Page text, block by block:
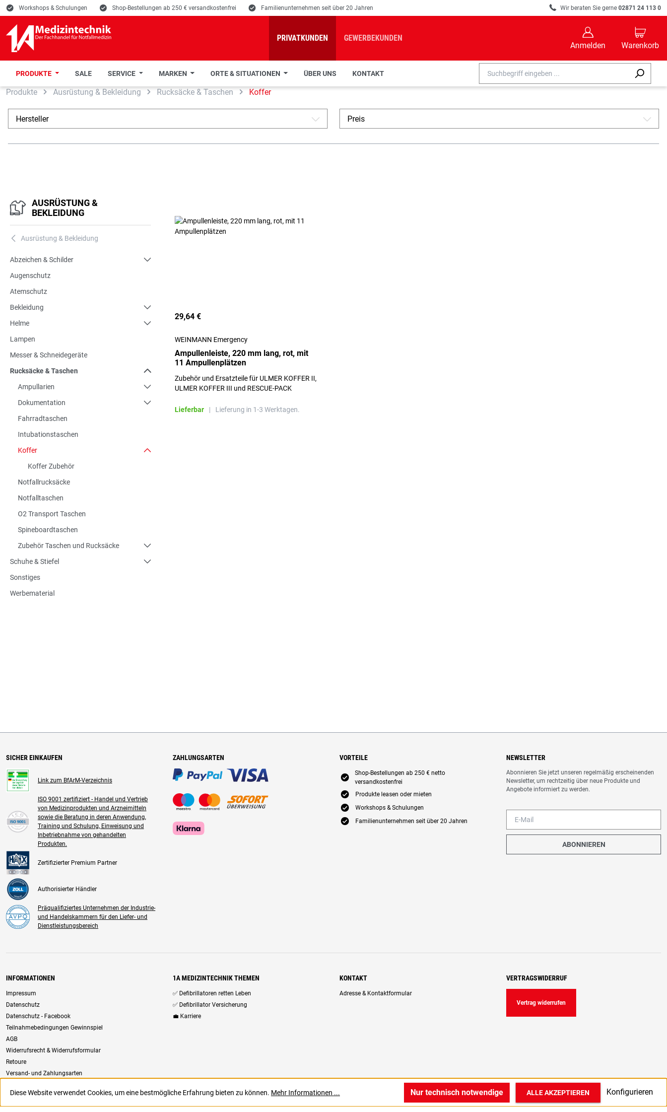
Hauptinhalt springen
Zur Suche springen
Zur Hauptnavigation springen
E Workshops & Schulungen E Shop-Bestellungen ab 250 € versandkostenfrei E Familienunternehmen seit über 20 Jahren R Wir beraten Sie gerne 02871 24 113 0
PRIVATKUNDEN GEWERBEKUNDEN
B
Anmelden
C
Warenkorb
PRODUKTE SALE SERVICE MARKEN ORTE & SITUATIONEN ÜBER UNS KONTAKT
Produkte Ausrüstung & Bekleidung Rucksäcke & Taschen Koffer
Hersteller A Preis A
AUSRÜSTUNG &
BEKLEIDUNG
A Ausrüstung & Bekleidung
Abzeichen & Schilder
Augenschutz
Atemschutz
Bekleidung
Helme
Lampen
Messer & Schneidegeräte
Rucksäcke & Taschen
Ampullarien
Dokumentation
Fahrradtaschen
Intubationstaschen
Koffer
Koffer Zubehör
Notfallrucksäcke
Notfalltaschen
O2 Transport Taschen
Spineboardtaschen
Zubehör Taschen und Rucksäcke
Schuhe & Stiefel
Sonstiges
Werbematerial
29,64 €
WEINMANN Emergency
Ampullenleiste, 220 mm lang, rot, mit
11 Ampullenplätzen
Zubehör und Ersatzteile für ULMER KOFFER II,
ULMER KOFFER III und RESCUE-PACK
Lieferbar | Lieferung in 1-3 Werktagen.
SICHER EINKAUFEN
Link zum BfArM-Verzeichnis
ISO 9001 zertifiziert - Handel und Vertrieb
von Medizinprodukten und Arzneimitteln
sowie die Beratung in deren Anwendung,
Training und Schulung, Einweisung und
Inbetriebnahme von gehandelten
Produkten.
Zertifizierter Premium Partner
Authorisierter Händler
Präqualifiziertes Unternehmen der Industrie-
und Handelskammern für den Liefer- und
Dienstleistungsbereich
ZAHLUNGSARTEN VORTEILE
E
Shop-Bestellungen ab 250 € netto
versandkostenfrei
E Produkte leasen oder mieten
E Workshops & Schulungen
E Familienunternehmen seit über 20 Jahren
NEWSLETTER
Abonnieren Sie jetzt unseren regelmäßig erscheinenden
Newsletter, um rechtzeitig über neue Produkte und
Angebote informiert zu werden.
ABONNIEREN
INFORMATIONEN
Impressum
Datenschutz
Datenschutz - Facebook
Teilnahmebedingungen Gewinnspiel
AGB
Widerrufsrecht & Widerrufsformular
Retoure
Versand- und Zahlungsarten
1A MEDIZINTECHNIK THEMEN
✅ Defibrillatoren retten Leben
✅ Defibrillator Versicherung
💼 Karriere
KONTAKT
Adresse & Kontaktformular
VERTRAGSWIDERRUF
Vertrag widerrufen
Diese Website verwendet Cookies, um eine bestmögliche Erfahrung bieten zu können. Mehr Informationen ... Nur technisch notwendige Konfigurieren
ALLE AKZEPTIEREN